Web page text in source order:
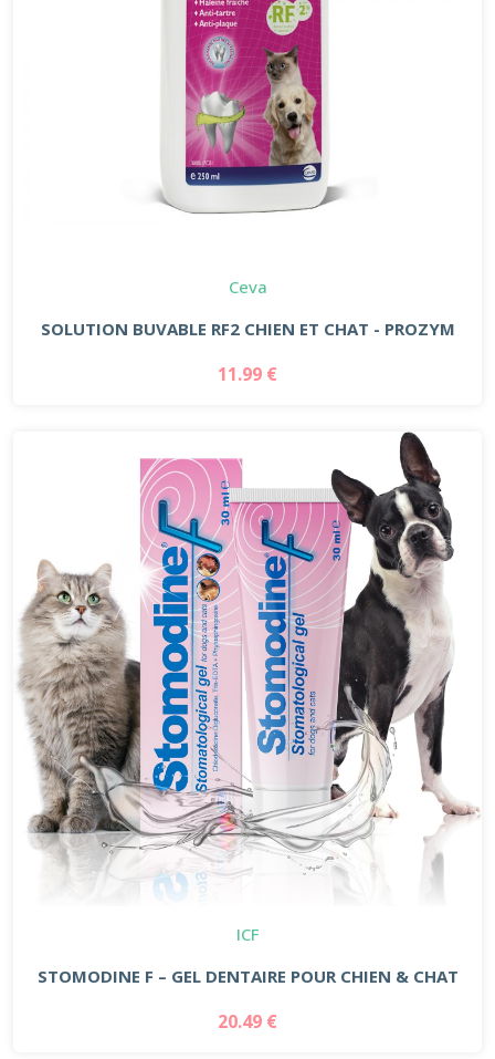
Ceva
SOLUTION BUVABLE RF2 CHIEN ET CHAT - PROZYM
11.99 €
ICF
STOMODINE F – GEL DENTAIRE POUR CHIEN & CHAT
20.49 €